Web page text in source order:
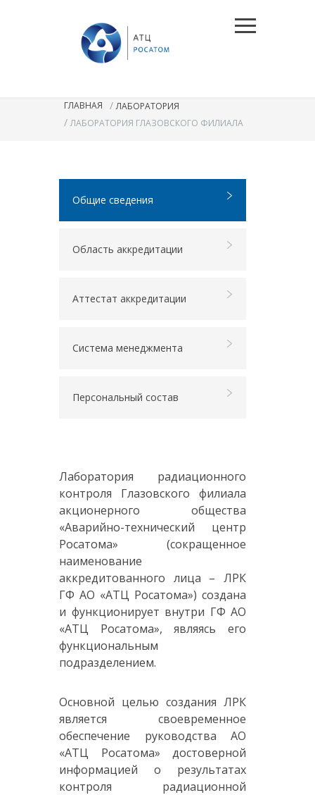
ГЛАВНАЯ /ЛАБОРАТОРИЯ
/ЛАБОРАТОРИЯ ГЛАЗОВСКОГО ФИЛИАЛА
Общие сведения
Область аккредитации
Аттестат аккредитации
Система менеджмента
Персональный состав
Лаборатория радиационного
контроля Глазовского филиала
акционерного общества
«Аварийно-технический центр
Росатома» (сокращенное
наименование
аккредитованного лица – ЛРК
ГФ АО «АТЦ Росатома») создана
и функционирует внутри ГФ АО
«АТЦ Росатома», являясь его
функциональным
подразделением.
Основной целью создания ЛРК
является своевременное
обеспечение руководства АО
«АТЦ Росатома» достоверной
информацией о результатах
контроля радиационной